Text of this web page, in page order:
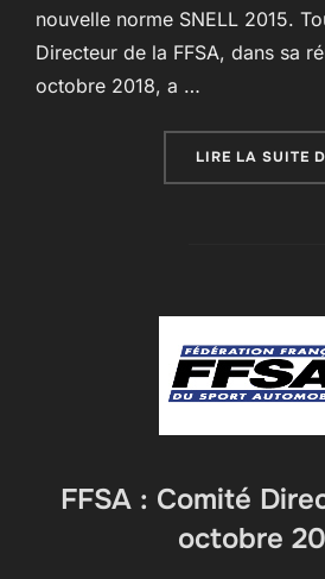
nouvelle norme SNELL 2015.
Directeur de la FFSA, dans sa
octobre 2018, a …
LIRE LA SUITE
FFSA : Comité
octobre